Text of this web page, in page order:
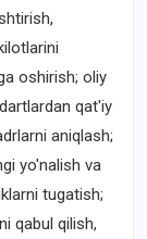
oshirish; oliy
qat'iy
aniqlash;
yo'nalish va
tugatish;
qabul qilish,